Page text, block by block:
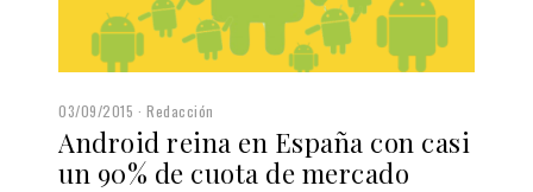
03/09/2015 Redacción
Android reina en España con casi
un 90% de cuota de mercado